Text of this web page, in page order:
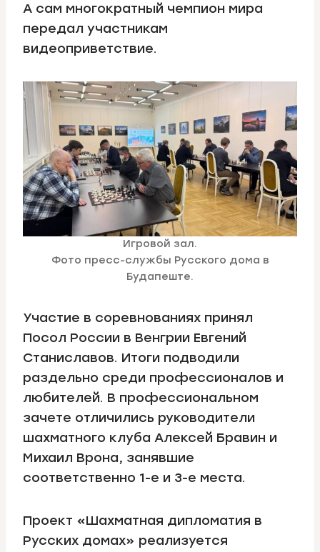
А сам многократный чемпион мира
передал участникам
видеоприветствие.
Игровой зал.
Фото пресс-службы Русского дома в
Будапеште.
Участие в соревнованиях принял
Посол России в Венгрии Евгений
Станиславов. Итоги подводили
раздельно среди профессионалов и
любителей. В профессиональном
зачете отличились руководители
шахматного клуба Алексей Бравин и
Михаил Врона, занявшие
соответственно 1-е и 3-е места.
Проект «Шахматная дипломатия в
Русских домах» реализуется